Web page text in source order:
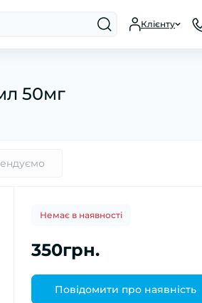
Клієнту
50мг
Немає в наявності
350грн.
Повідомити про наявність